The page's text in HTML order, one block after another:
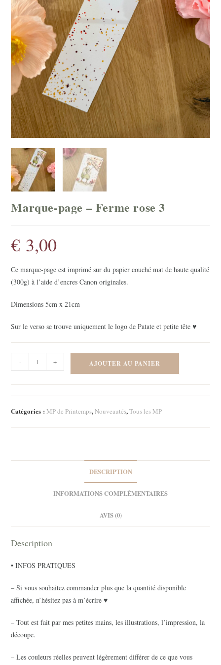
Marque-page – Ferme rose 3
€ 3,00
Ce marque-page est imprimé sur du papier couché mat de haute qualité
(300g) à l’aide d’encres Canon originales.
Dimensions 5cm x 21cm
Sur le verso se trouve uniquement le logo de Patate et petite tête ♥
de
Marque-
page
-
- + AJOUTER AU PANIER
Catégories : MP de Printemps,Nouveautés,Tous les MP
DESCRIPTION
INFORMATIONS COMPLÉMENTAIRES
AVIS (0)
Description
• INFOS PRATIQUES
– Si vous souhaitez commander plus que la quantité disponible
affichée, n’hésitez pas à m’écrire ♥
– Tout est fait par mes petites mains, les illustrations, l’impression, la
découpe.
– Les couleurs réelles peuvent légèrement différer de ce que vous